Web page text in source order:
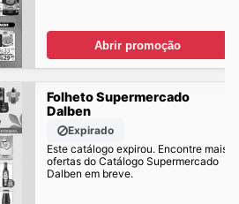
Abrir promoção
Folheto Supermercado
Dalben
Expirado
Este catálogo expirou. Encontre mais
ofertas do Catálogo Supermercado
Dalben em breve.